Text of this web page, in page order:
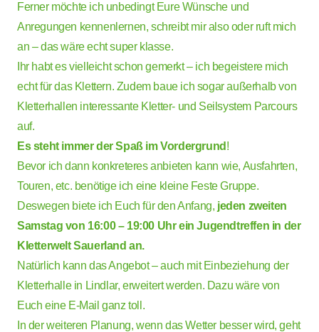
Ferner möchte ich unbedingt Eure Wünsche und
Anregungen kennenlernen, schreibt mir also oder ruft mich
an – das wäre echt super klasse.
Ihr habt es vielleicht schon gemerkt – ich begeistere mich
echt für das Klettern. Zudem baue ich sogar außerhalb von
Kletterhallen interessante Kletter- und Seilsystem Parcours
auf.
Es steht immer der Spaß im Vordergrund !
Bevor ich dann konkreteres anbieten kann wie, Ausfahrten,
Touren, etc. benötige ich eine kleine Feste Gruppe.
Deswegen biete ich Euch für den Anfang, jeden zweiten
Samstag von 16:00 – 19:00 Uhr ein Jugendtreffen in der
Kletterwelt Sauerland an.
Natürlich kann das Angebot – auch mit Einbeziehung der
Kletterhalle in Lindlar, erweitert werden. Dazu wäre von
Euch eine E-Mail ganz toll.
In der weiteren Planung, wenn das Wetter besser wird, geht